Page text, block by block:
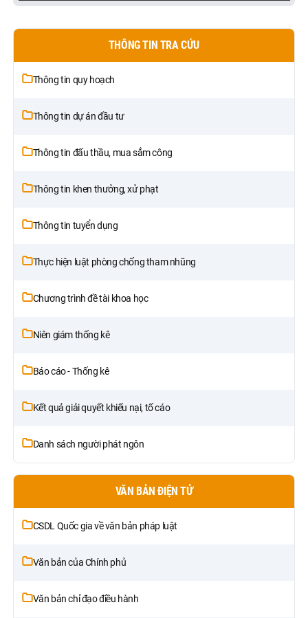
THÔNG TIN TRA CỨU
Thông tin quy hoạch
Thông tin dự án đầu tư
Thông tin đấu thầu, mua sắm công
Thông tin khen thưởng, xử phạt
Thông tin tuyển dụng
Thực hiện luật phòng chống tham nhũng
Chương trình đề tài khoa học
Niên giám thống kê
Báo cáo - Thống kê
Kết quả giải quyết khiếu nại, tố cáo
Danh sách người phát ngôn
VĂN BẢN ĐIỆN TỬ
CSDL Quốc gia về văn bản pháp luật
Văn bản của Chính phủ
Văn bản chỉ đạo điều hành